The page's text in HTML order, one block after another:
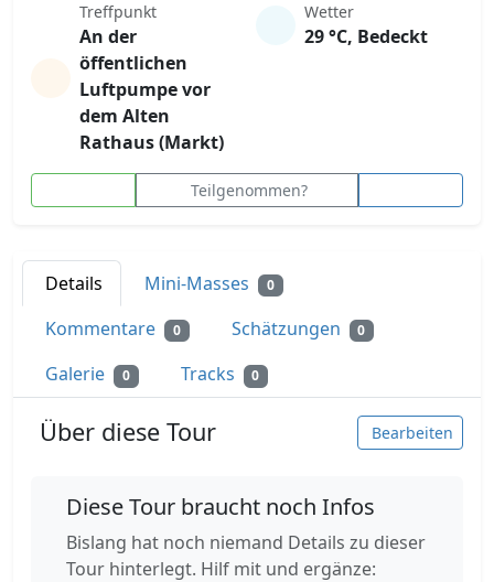
Treffpunkt
An der
öffentlichen
Luftpumpe vor
dem Alten
Rathaus (Markt)
Wetter
29 °C, Bedeckt
Teilgenommen?
Details Mini-Masses 0
Kommentare 0 Schätzungen 0
Galerie 0 Tracks 0
Über diese Tour Bearbeiten
Diese Tour braucht noch Infos
Bislang hat noch niemand Details zu dieser
Tour hinterlegt. Hilf mit und ergänze: